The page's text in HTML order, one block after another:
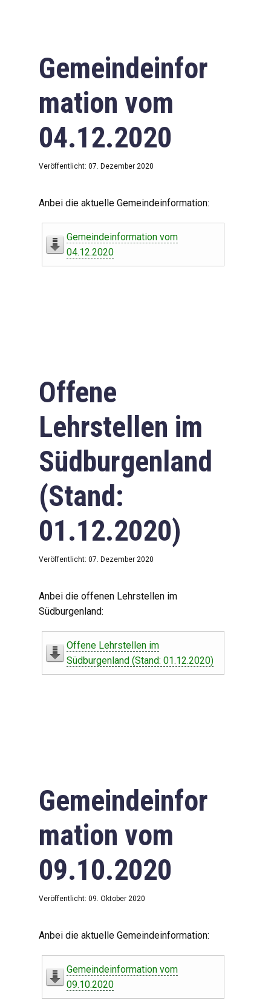
Gemeindeinfor
mation vom
04.12.2020
Veröffentlicht: 07. Dezember 2020
Anbei die aktuelle Gemeindeinformation:
Gemeindeinformation vom
04.12.2020
Offene
Lehrstellen im
Südburgenland
(Stand:
01.12.2020)
Veröffentlicht: 07. Dezember 2020
Anbei die offenen Lehrstellen im
Südburgenland:
Offene Lehrstellen im
Südburgenland (Stand: 01.12.2020)
Gemeindeinfor
mation vom
09.10.2020
Veröffentlicht: 09. Oktober 2020
Anbei die aktuelle Gemeindeinformation:
Gemeindeinformation vom
09.10.2020